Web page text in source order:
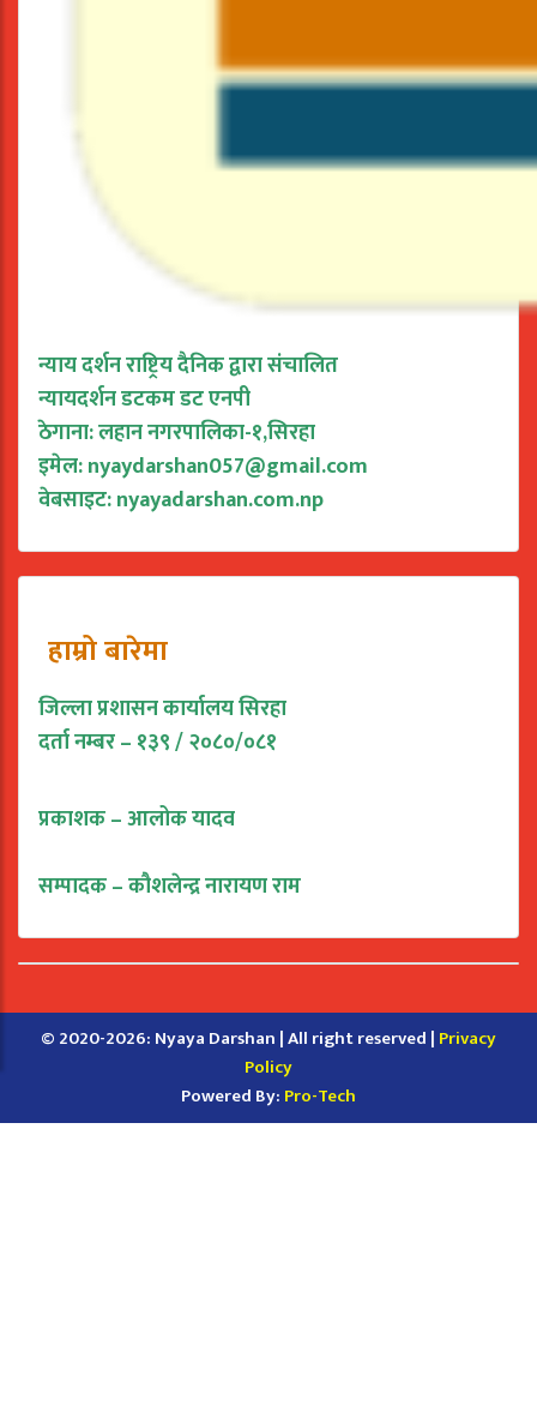
न्याय दर्शन राष्ट्रिय दैनिक द्वारा संचालित
न्यायदर्शन डटकम डट एनपी
ठेगाना: लहान नगरपालिका-१,सिरहा
इमेल:nyaydarshan057@gmail.com
वेबसाइट: nyayadarshan.com.np
हाम्रो बारेमा
जिल्ला प्रशासन कार्यालय सिरहा
दर्ता नम्बर – १३९ / २०८०/०८१
प्रकाशक – आलोक यादव
सम्पादक – कौशलेन्द्र नारायण राम
© 2020-2026: Nyaya Darshan | All right reserved | Privacy
Policy
Powered By: Pro-Tech